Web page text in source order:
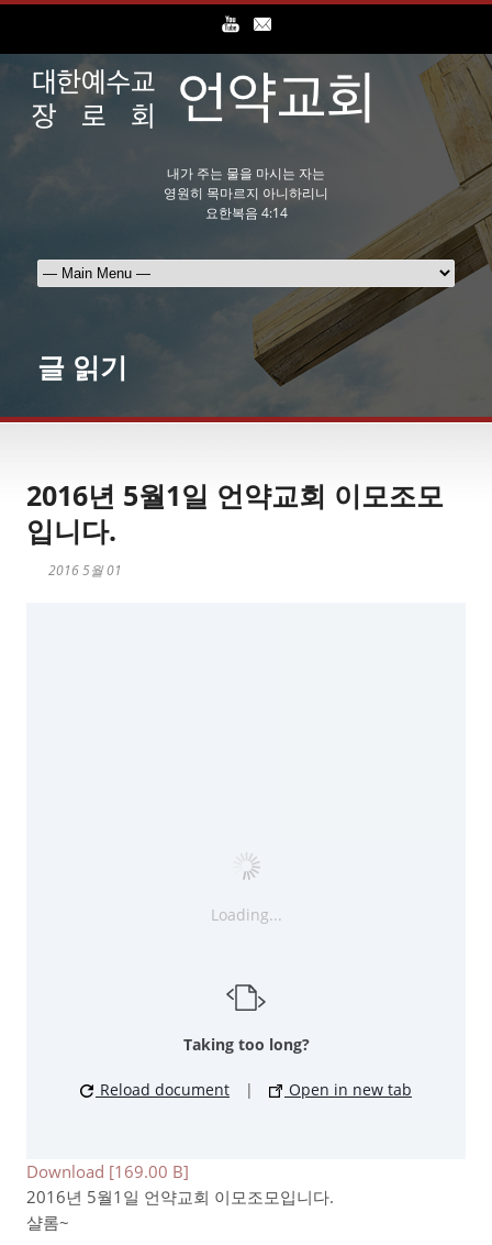
내가 주는 물을 마시는 자는
영원히 목마르지 아니하리니
요한복음 4:14
글 읽기
2016년 5월1일 언약교회 이모조모
입니다.
2016 5월 01
Loading...
Taking too long?
Reload document | Open in new tab
Download [169.00 B]
2016년 5월1일 언약교회 이모조모입니다.
샬롬~